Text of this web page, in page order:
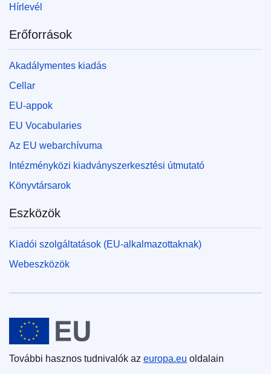
Hírlevél
Erőforrások
Akadálymentes kiadás
Cellar
EU-appok
EU Vocabularies
Az EU webarchívuma
Intézményközi kiadványszerkesztési útmutató
Könyvtársarok
Eszközök
Kiadói szolgáltatások (EU-alkalmazottaknak)
Webeszközök
Európai Unió
További hasznos tudnivalók az europa.eu oldalain